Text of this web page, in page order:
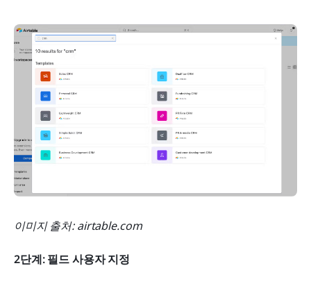
이미지 출처: airtable.com
2단계: 필드 사용자 지정